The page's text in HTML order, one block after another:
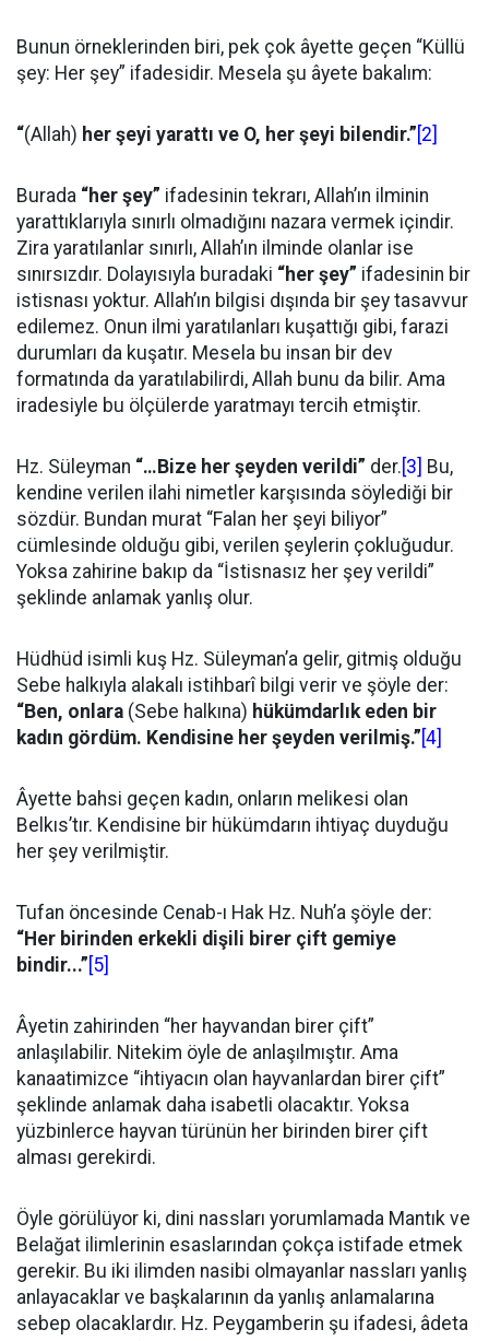
Bunun örneklerinden biri, pek çok âyette geçen “Küllü
şey: Her şey” ifadesidir. Mesela şu âyete bakalım:
“(Allah) her şeyi yarattı ve O, her şeyi bilendir.” [2]
Burada “her şey” ifadesinin tekrarı, Allah’ın ilminin
yarattıklarıyla sınırlı olmadığını nazara vermek içindir.
Zira yaratılanlar sınırlı, Allah’ın ilminde olanlar ise
sınırsızdır. Dolayısıyla buradaki “her şey” ifadesinin bir
istisnası yoktur. Allah’ın bilgisi dışında bir şey tasavvur
edilemez. Onun ilmi yaratılanları kuşattığı gibi, farazi
durumları da kuşatır. Mesela bu insan bir dev
formatında da yaratılabilirdi, Allah bunu da bilir. Ama
iradesiyle bu ölçülerde yaratmayı tercih etmiştir.
Hz. Süleyman “…Bize her şeyden verildi” der. [3] Bu,
kendine verilen ilahi nimetler karşısında söylediği bir
sözdür. Bundan murat “Falan her şeyi biliyor”
cümlesinde olduğu gibi, verilen şeylerin çokluğudur.
Yoksa zahirine bakıp da “İstisnasız her şey verildi”
şeklinde anlamak yanlış olur.
Hüdhüd isimli kuş Hz. Süleyman’a gelir, gitmiş olduğu
Sebe halkıyla alakalı istihbarî bilgi verir ve şöyle der:
“Ben, onlara (Sebe halkına) hükümdarlık eden bir
kadın gördüm. Kendisine her şeyden verilmiş.” [4]
Âyette bahsi geçen kadın, onların melikesi olan
Belkıs’tır. Kendisine bir hükümdarın ihtiyaç duyduğu
her şey verilmiştir.
Tufan öncesinde Cenab-ı Hak Hz. Nuh’a şöyle der:
“Her birinden erkekli dişili birer çift gemiye
bindir...” [5]
Âyetin zahirinden “her hayvandan birer çift”
anlaşılabilir. Nitekim öyle de anlaşılmıştır. Ama
kanaatimizce “ihtiyacın olan hayvanlardan birer çift”
şeklinde anlamak daha isabetli olacaktır. Yoksa
yüzbinlerce hayvan türünün her birinden birer çift
alması gerekirdi.
Öyle görülüyor ki, dini nassları yorumlamada Mantık ve
Belağat ilimlerinin esaslarından çokça istifade etmek
gerekir. Bu iki ilimden nasibi olmayanlar nassları yanlış
anlayacaklar ve başkalarının da yanlış anlamalarına
sebep olacaklardır. Hz. Peygamberin şu ifadesi, âdeta